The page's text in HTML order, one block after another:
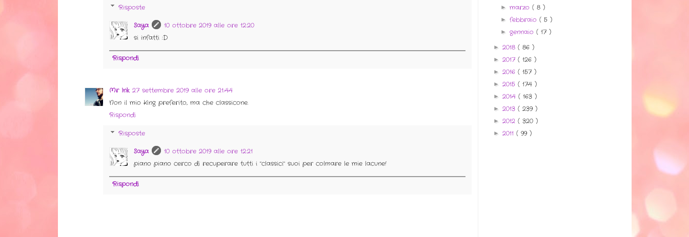
Risposte
Saya
10 ottobre 2019 alle ore 12:20
si infatti :D
Rispondi
Mr Ink 27 settembre 2019 alle ore 21:44
Non il mio King preferito, ma che classicone.
Rispondi
Risposte
Saya
10 ottobre 2019 alle ore 12:21
piano piano cerco di recuperare tutti i "classici" suoi per colmare le mie lacune!
Rispondi
► marzo ( 8 )
► febbraio ( 5 )
► gennaio ( 17 )
► 2018 ( 86 )
► 2017 ( 126 )
► 2016 ( 157 )
► 2015 ( 174 )
► 2014 ( 163 )
► 2013 ( 239 )
► 2012 ( 320 )
► 2011 ( 99 )